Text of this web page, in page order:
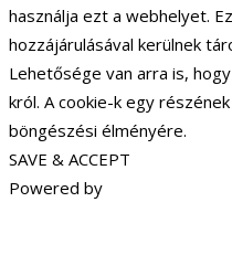
használja ezt a webhelyet.
hozzájárulásával kerülnek
Lehetősége van arra is,
król. A cookie-k egy
böngészési élményére.
SAVE & ACCEPT
Powered by